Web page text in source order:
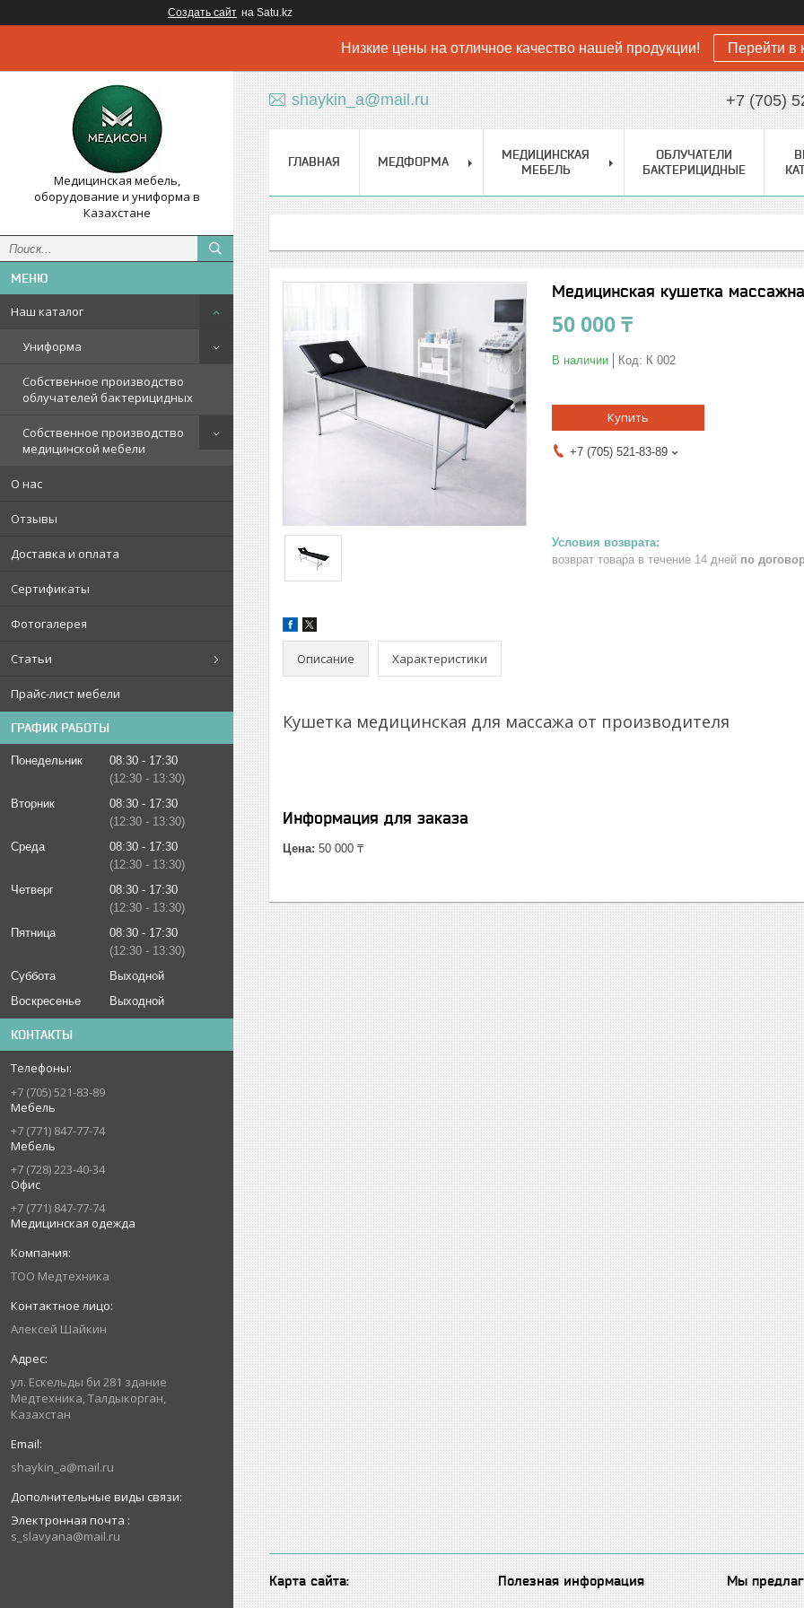
Создать сайт на Satu.kz
Низкие цены на отличное качество нашей продукции! Перейти в
Медицинская мебель,
оборудование и униформа в
Казахстане
Наш каталог
Униформа
Собственное производство
облучателей бактерицидных
Собственное производство
медицинской мебели
О нас
Отзывы
Доставка и оплата
Сертификаты
Фотогалерея
Статьи
Прайс-лист мебели
ГРАФИК РАБОТЫ
Понедельник 08:30
17:30
12:30
13:30
Вторник
08:30
17:30
12:30
13:30
Среда
08:30
17:30
12:30
13:30
Четверг
08:30
17:30
12:30
13:30
Пятница
08:30
17:30
12:30
13:30
Суббота
Выходной
Воскресенье
Выходной
КОНТАКТЫ
+7 (705) 521-83-89
Мебель
+7 (771) 847-77-74
Мебель
+7 (728) 223-40-34
Офис
+7 (771) 847-77-74
Медицинская одежда
ТОО Медтехника
Алексей Шайкин
ул. Ескельды би 281 здание
Медтехника, Талдыкорган,
Казахстан
shaykin_a@mail.ru
Электронная почта
s_slavyana@mail.ru
shaykin_a@mail.ru +7 (705)
ГЛАВНАЯ МЕДФОРМА
МЕДИЦИНСКАЯ
МЕБЕЛЬ
ОБЛУЧАТЕЛИ
БАКТЕРИЦИДНЫЕ
Медицинская кушетка
50 000 ₸
В наличии Код: К 002
Купить
+7 (705) 521-83-89
возврат товара в течение 14 дней по
Описание Характеристики
Кушетка медицинская для массажа от производителя
Информация для заказа
Цена: 50 000 ₸
Карта сайта: Полезная информация Мы